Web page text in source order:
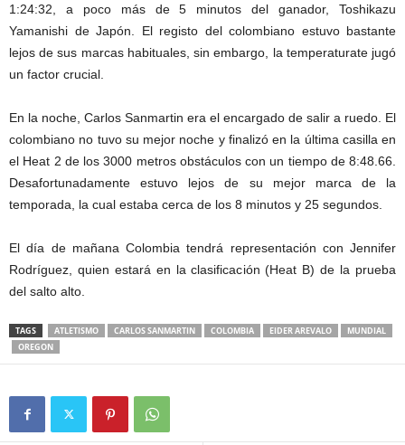
1:24:32, a poco más de 5 minutos del ganador, Toshikazu
Yamanishi de Japón. El registo del colombiano estuvo bastante
lejos de sus marcas habituales, sin embargo, la temperaturate jugó
un factor crucial.
En la noche, Carlos Sanmartin era el encargado de salir a ruedo. El
colombiano no tuvo su mejor noche y finalizó en la última casilla en
el Heat 2 de los 3000 metros obstáculos con un tiempo de 8:48.66.
Desafortunadamente estuvo lejos de su mejor marca de la
temporada, la cual estaba cerca de los 8 minutos y 25 segundos.
El día de mañana Colombia tendrá representación con Jennifer
Rodríguez, quien estará en la clasificación (Heat B) de la prueba
del salto alto.
TAGS ATLETISMO CARLOS SANMARTIN COLOMBIA EIDER AREVALO
MUNDIAL
OREGON